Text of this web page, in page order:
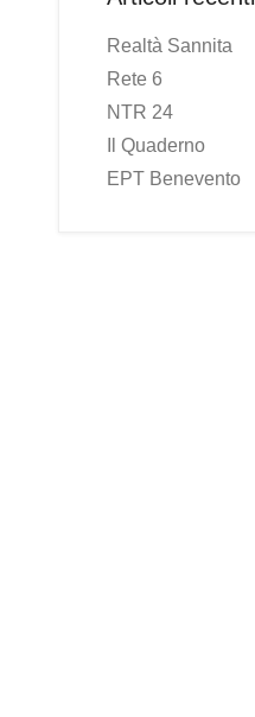
Realtà Sannita
Rete 6
NTR 24
Il Quaderno
EPT Benevento